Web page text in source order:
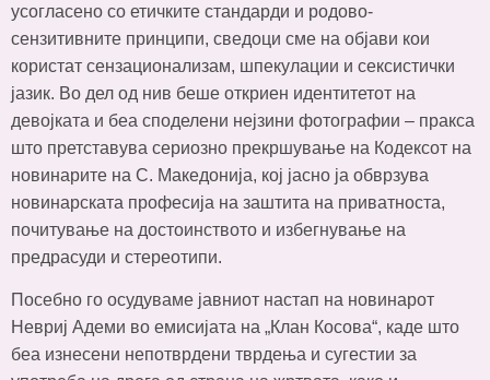
усогласено со етичките стандарди и родово-
сензитивните принципи, сведоци сме на објави кои
користат сензационализам, шпекулации и сексистички
јазик. Во дел од нив беше откриен идентитетот на
девојката и беа споделени нејзини фотографии – пракса
што претставува сериозно прекршување на Кодексот на
новинарите на С. Македонија, кој јасно ја обврзува
новинарската професија на заштита на приватноста,
почитување на достоинството и избегнување на
предрасуди и стереотипи.
Посебно го осудуваме јавниот настап на новинарот
Невриј Адеми во емисијата на „Клан Косова“, каде што
беа изнесени непотврдени тврдења и сугестии за